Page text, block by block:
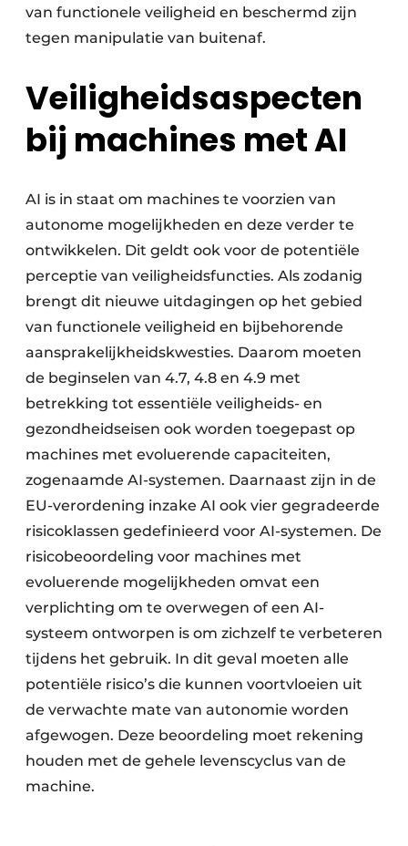
van functionele veiligheid en beschermd zijn
tegen manipulatie van buitenaf.
Veiligheidsaspecten
bij machines met AI
AI is in staat om machines te voorzien van
autonome mogelijkheden en deze verder te
ontwikkelen. Dit geldt ook voor de potentiële
perceptie van veiligheidsfuncties. Als zodanig
brengt dit nieuwe uitdagingen op het gebied
van functionele veiligheid en bijbehorende
aansprakelijkheidskwesties. Daarom moeten
de beginselen van 4.7, 4.8 en 4.9 met
betrekking tot essentiële veiligheids- en
gezondheidseisen ook worden toegepast op
machines met evoluerende capaciteiten,
zogenaamde AI-systemen. Daarnaast zijn in de
EU-verordening inzake AI ook vier gegradeerde
risicoklassen gedefinieerd voor AI-systemen. De
risicobeoordeling voor machines met
evoluerende mogelijkheden omvat een
verplichting om te overwegen of een AI-
systeem ontworpen is om zichzelf te verbeteren
tijdens het gebruik. In dit geval moeten alle
potentiële risico’s die kunnen voortvloeien uit
de verwachte mate van autonomie worden
afgewogen. Deze beoordeling moet rekening
houden met de gehele levenscyclus van de
machine.